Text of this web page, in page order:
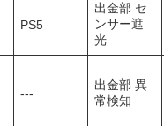
PS5
出金部 セ
ンサー遮
光
---
出金部 異
常検知